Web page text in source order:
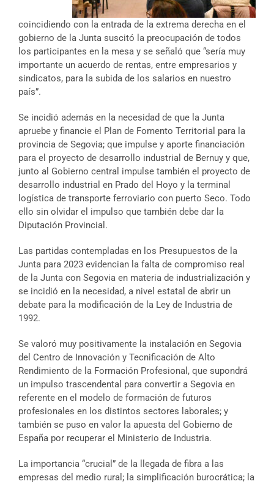
coincidiendo con la entrada de la extrema derecha en el
gobierno de la Junta suscitó la preocupación de todos
los participantes en la mesa y se señaló que “sería muy
importante un acuerdo de rentas, entre empresarios y
sindicatos, para la subida de los salarios en nuestro
país”.
Se incidió además en la necesidad de que la Junta
apruebe y financie el Plan de Fomento Territorial para la
provincia de Segovia; que impulse y aporte financiación
para el proyecto de desarrollo industrial de Bernuy y que,
junto al Gobierno central impulse también el proyecto de
desarrollo industrial en Prado del Hoyo y la terminal
logística de transporte ferroviario con puerto Seco. Todo
ello sin olvidar el impulso que también debe dar la
Diputación Provincial.
Las partidas contempladas en los Presupuestos de la
Junta para 2023 evidencian la falta de compromiso real
de la Junta con Segovia en materia de industrialización y
se incidió en la necesidad, a nivel estatal de abrir un
debate para la modificación de la Ley de Industria de
1992.
Se valoró muy positivamente la instalación en Segovia
del Centro de Innovación y Tecnificación de Alto
Rendimiento de la Formación Profesional, que supondrá
un impulso trascendental para convertir a Segovia en
referente en el modelo de formación de futuros
profesionales en los distintos sectores laborales; y
también se puso en valor la apuesta del Gobierno de
España por recuperar el Ministerio de Industria.
La importancia “crucial” de la llegada de fibra a las
empresas del medio rural; la simplificación burocrática; la